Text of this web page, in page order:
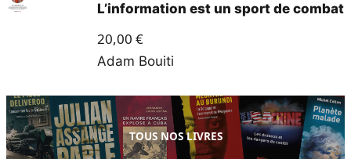
L’information est un sport de combat
20,00 €
Adam Bouiti
TOUS NOS LIVRES